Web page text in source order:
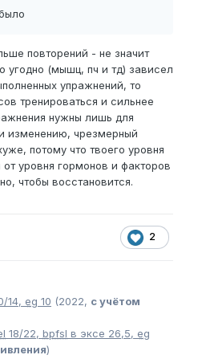
повторений - не значит
угодно (мышц, пч и тд) зависел
упражнений, то
тренироваться и сильнее
нужны лишь для
изменению, чрезмерный
потому что твоего уровня
уровня гормонов и факторов
чтобы восстановится.
2
14, eg 10 (2022, с учётом
18/22, bpfsl в эксе 26,5, eg
)